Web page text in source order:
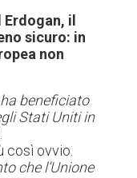
Erdogan, il
sicuro: in
non
ha beneficiato
Stati Uniti in
così ovvio.
che l’Unione